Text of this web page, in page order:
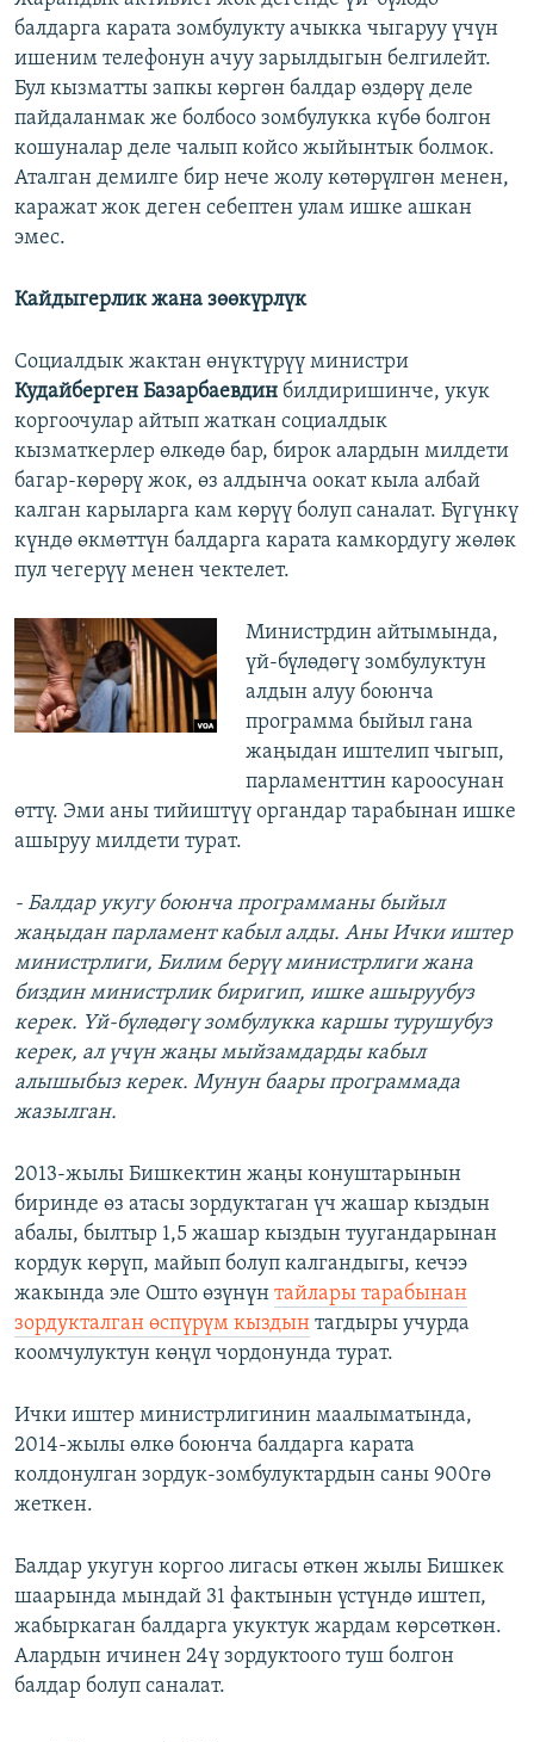
балдарга карата зомбулукту ачыкка чыгаруу үчүн
ишеним телефонун ачуу зарылдыгын белгилейт.
Бул кызматты запкы көргөн балдар өздөрү деле
пайдаланмак же болбосо зомбулукка күбө болгон
кошуналар деле чалып койсо жыйынтык болмок.
Аталган демилге бир нече жолу көтөрүлгөн менен,
каражат жок деген себептен улам ишке ашкан
эмес.
Кайдыгерлик жана зөөкүрлүк
Социалдык жактан өнүктүрүү министри
Кудайберген Базарбаевдин билдиришинче, укук
коргоочулар айтып жаткан социалдык
кызматкерлер өлкөдө бар, бирок алардын милдети
багар-көрөрү жок, өз алдынча оокат кыла албай
калган карыларга кам көрүү болуп саналат. Бүгүнкү
күндө өкмөттүн балдарга карата камкордугу жөлөк
пул чегерүү менен чектелет.
Министрдин айтымында,
үй-бүлөдөгү зомбулуктун
алдын алуу боюнча
программа быйыл гана
жаңыдан иштелип чыгып,
парламенттин кароосунан
өттү. Эми аны тийиштүү органдар тарабынан ишке
ашыруу милдети турат.
- Балдар укугу боюнча программаны быйыл
жаңыдан парламент кабыл алды. Аны Ички иштер
министрлиги, Билим берүү министрлиги жана
биздин министрлик биригип, ишке ашыруубуз
керек. Үй-бүлөдөгү зомбулукка каршы турушубуз
керек, ал үчүн жаңы мыйзамдарды кабыл
алышыбыз керек. Мунун баары программада
жазылган.
2013-жылы Бишкектин жаңы конуштарынын
биринде өз атасы зордуктаган үч жашар кыздын
абалы, былтыр 1,5 жашар кыздын туугандарынан
кордук көрүп, майып болуп калгандыгы, кечээ
жакында эле Ошто өзүнүн тайлары тарабынан
зордукталган өспүрүм кыздын тагдыры учурда
коомчулуктун көңүл чордонунда турат.
Ички иштер министрлигинин маалыматында,
2014-жылы өлкө боюнча балдарга карата
колдонулган зордук-зомбулуктардын саны 900гө
жеткен.
Балдар укугун коргоо лигасы өткөн жылы Бишкек
шаарында мындай 31 фактынын үстүндө иштеп,
жабыркаган балдарга укуктук жардам көрсөткөн.
Алардын ичинен 24ү зордуктоого туш болгон
балдар болуп саналат.